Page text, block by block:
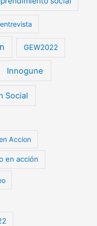
entrevista
GEW2022
Innogune
Social
Accion
en acción